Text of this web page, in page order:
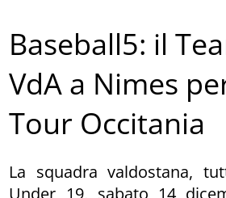
Baseball5: il
VdA a Nimes
Tour Occitania
La squadra valdostana,
Under 19, sabato 14